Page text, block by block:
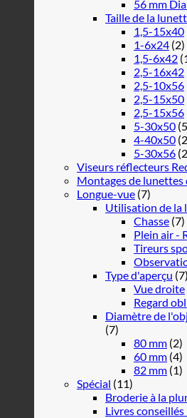
56 mm
Taille de la
1,5-15x40
1-6x24 (2)
1,5-6x42
2,5-16x42
2,5-10x56
2,5-15x50
2,5-15x56
5-30x50
4-40x50
5-30x56
Viseurs réflecteurs
Montages de lunettes
Longue-vue (7)
Utilisation de la
Chasse (7)
Plein air -
Tireurs
Type d'aperçu (7)
Vue droite
Regard
Diamètre de
(7)
80 mm (2)
60 mm (4)
82 mm (1)
Spécial (11)
Broderie à la
Livres conseillés